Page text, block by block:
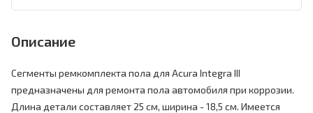
Описание
Сегменты ремкомплекта пола для Acura Integra III
предназначены для ремонта пола автомобиля при коррозии.
Длина детали составляет 25 см, ширина - 18,5 см. Имеется